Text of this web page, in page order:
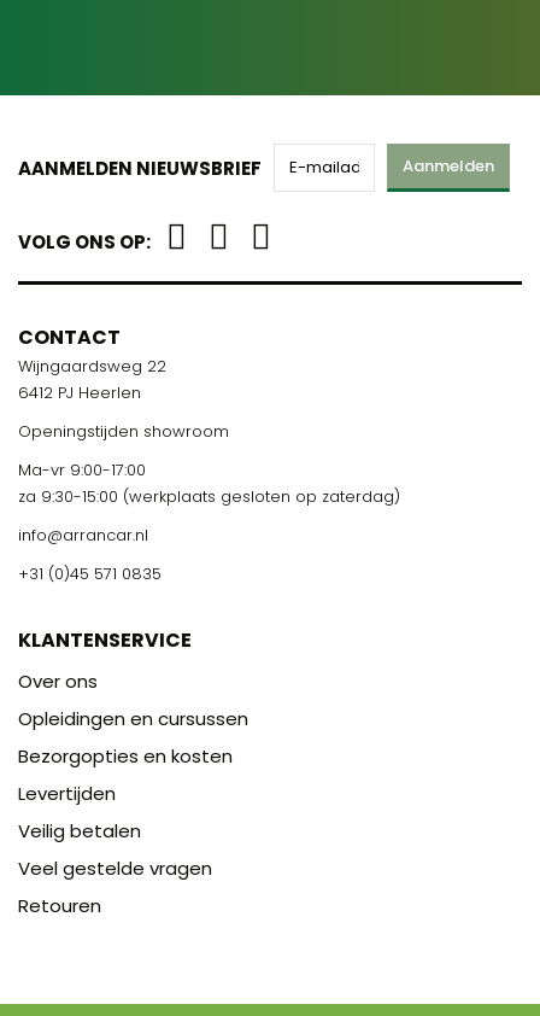
AANMELDEN NIEUWSBRIEF Aanmelden
VOLG ONS OP:
CONTACT
Wijngaardsweg 22
6412 PJ Heerlen
Openingstijden showroom
Ma-vr 9:00-17:00
za 9:30-15:00 (werkplaats gesloten op zaterdag)
info@arrancar.nl
+31 (0)45 571 0835
KLANTENSERVICE
Over ons
Opleidingen en cursussen
Bezorgopties en kosten
Levertijden
Veilig betalen
Veel gestelde vragen
Retouren